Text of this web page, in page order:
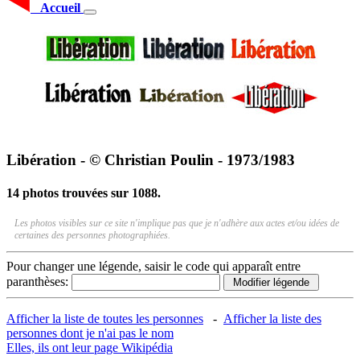
Accueil
Libération - © Christian Poulin - 1973/1983
14 photos trouvées sur 1088.
Les photos visibles sur ce site n'implique pas que je n'adhère aux actes et/ou idées de
certaines des personnes photographiées.
Pour changer une légende, saisir le code qui apparaît entre
paranthèses:
Afficher la liste de toutes les personnes - Afficher la liste des
personnes dont je n'ai pas le nom
Elles, ils ont leur page Wikipédia